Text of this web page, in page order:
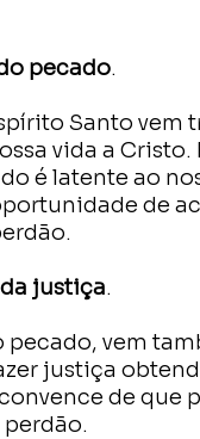
pecado.
Santo
vida a
é latente ao
de
justiça.
vem
justiça
de que
perdão.